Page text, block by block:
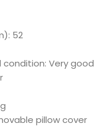
52
condition: Very good
pillow cover